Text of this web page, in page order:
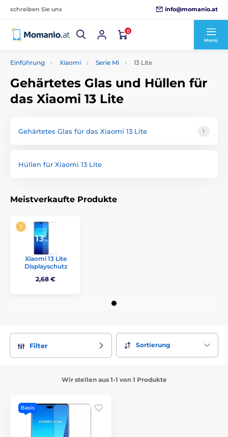
schreiben Sie uns info@momanio.at
0
Menü
Einführung Xiaomi Serie Mi 13 Lite
Gehärtetes Glas und Hüllen für
das Xiaomi 13 Lite
Gehärtetes Glas für das Xiaomi 13 Lite 1
Hüllen für Xiaomi 13 Lite
Meistverkaufte Produkte
Xiaomi 13 Lite
Displayschutz
2,68 €
Filter Sortierung
Wir stellen aus 1-1 von 1 Produkte
Basis